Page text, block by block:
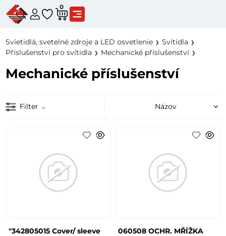
0
Svietidlá, svetelné zdroje a LED osvetlenie
Svítidla
Příslušenství pro svítidla
Mechanické příslušenství
Mechanické příslušenství
Filter
"342805015 Cover/ sleeve
060508 OCHR. MŘÍŽKA